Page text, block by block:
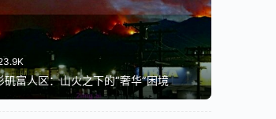
矶富人区：山火之下的“奢华”困境